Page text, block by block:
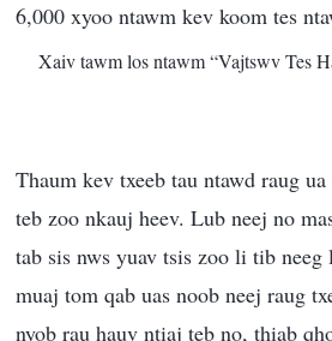
6,000 xyoo ntawm kev koom tes
Xaiv tawm los ntawm “Vajtswv Tes
Thaum kev txeeb tau ntawd raug
teb zoo nkauj heev. Lub neej no
tab sis nws yuav tsis zoo li tib
muaj tom qab uas noob neej raug
nyob rau hauv ntiaj teb no, thiab